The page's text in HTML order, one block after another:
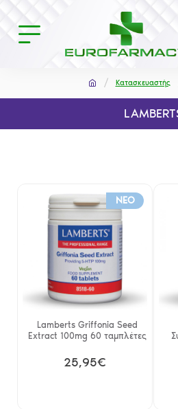
Κατασκευαστής
NEO
Lamberts Griffonia Seed
Extract 100mg 60 ταμπλέτες
25,95€